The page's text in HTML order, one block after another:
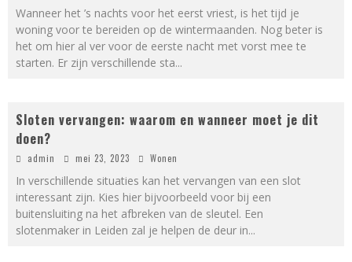
Wanneer het ’s nachts voor het eerst vriest, is het tijd je
woning voor te bereiden op de wintermaanden. Nog beter is
het om hier al ver voor de eerste nacht met vorst mee te
starten. Er zijn verschillende sta...
Sloten vervangen: waarom en wanneer moet je dit
doen?
admin mei 23, 2023 Wonen
In verschillende situaties kan het vervangen van een slot
interessant zijn. Kies hier bijvoorbeeld voor bij een
buitensluiting na het afbreken van de sleutel. Een
slotenmaker in Leiden zal je helpen de deur in...